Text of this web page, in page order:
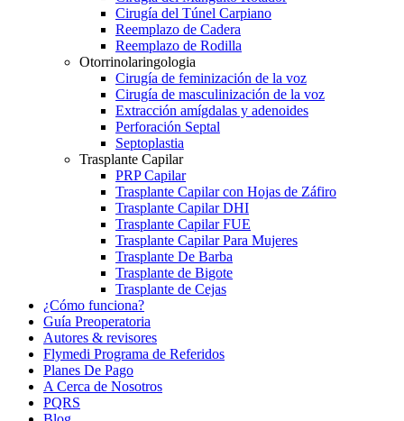
Cirugía del Túnel Carpiano
Reemplazo de Cadera
Reemplazo de Rodilla
Otorrinolaringologia
Cirugía de feminización de la voz
Cirugía de masculinización de la voz
Extracción amígdalas y adenoides
Perforación Septal
Septoplastia
Trasplante Capilar
PRP Capilar
Trasplante Capilar con Hojas de Záfiro
Trasplante Capilar DHI
Trasplante Capilar FUE
Trasplante Capilar Para Mujeres
Trasplante De Barba
Trasplante de Bigote
Trasplante de Cejas
¿Cómo funciona?
Guía Preoperatoria
Autores & revisores
Flymedi Programa de Referidos
Planes De Pago
A Cerca de Nosotros
PQRS